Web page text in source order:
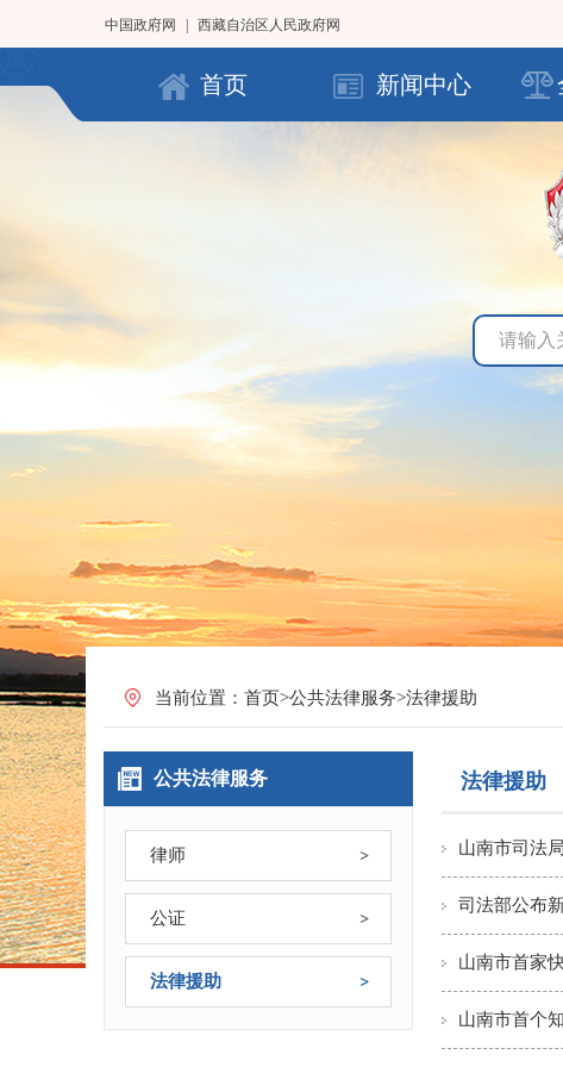
中国政府网 西藏自治区人民政府网
首页 新闻中心
当前位置： 首页>公共法律服务>法律援助
公共法律服务
律师
公证
法律援助
法律援助
山南市司法
司法部公布
山南市首家
山南市首个